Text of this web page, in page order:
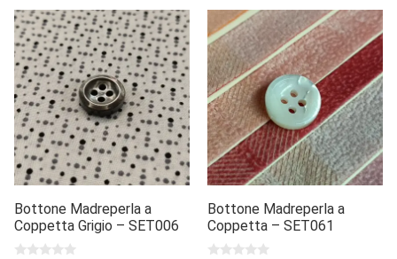
Bottone Madreperla a
Coppetta Grigio – SET006
Bottone Madreperla a
Coppetta – SET061